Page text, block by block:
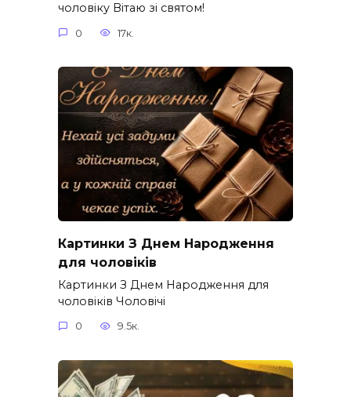
чоловіку Вітаю зі святом!
0 17к.
Картинки З Днем Народження
для чоловіків​
Картинки З Днем Народження для
чоловіків​ Чоловічі
0 9.5к.